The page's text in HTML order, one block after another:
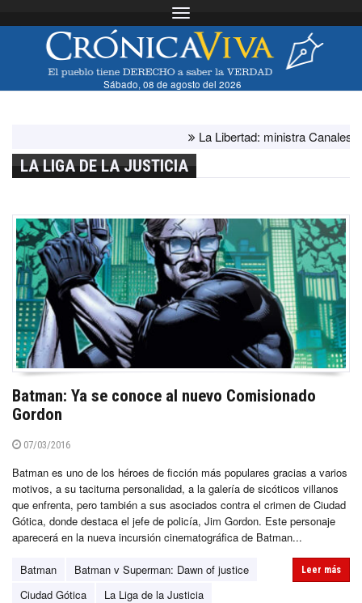
Toggle navigation
Sábado, 08 de agosto del 2026
La Libertad: ministra Canales
LA LIGA DE LA JUSTICIA
Batman: Ya se conoce al nuevo Comisionado
Gordon
07/03/2016
Batman es uno de los héroes de ficción más populares gracias a varios
motivos, a su taciturna personalidad, a la galería de sicóticos villanos
que enfrenta, pero también a sus asociados contra el crimen de Ciudad
Gótica, donde destaca el jefe de policía, Jim Gordon. Este personaje
aparecerá en la nueva incursión cinematográfica de Batman...
Batman
Batman v Superman: Dawn of justice
Ciudad Gótica
La Liga de la Justicia
Leer más